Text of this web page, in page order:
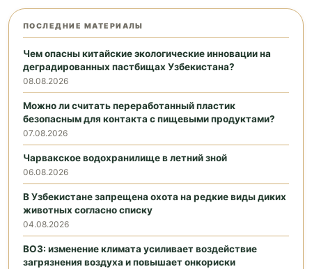
ПОСЛЕДНИЕ МАТЕРИАЛЫ
Чем опасны китайские экологические инновации на
деградированных пастбищах Узбекистана?
08.08.2026
Можно ли считать переработанный пластик
безопасным для контакта с пищевыми продуктами?
07.08.2026
Чарвакское водохранилище в летний зной
06.08.2026
В Узбекистане запрещена охота на редкие виды диких
животных согласно списку
04.08.2026
ВОЗ: изменение климата усиливает воздействие
загрязнения воздуха и повышает онкориски